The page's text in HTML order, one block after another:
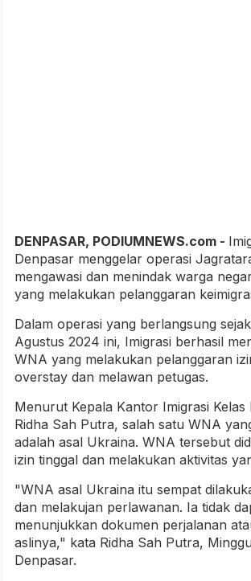
DENPASAR, PODIUMNEWS.com -
Denpasar menggelar operasi
mengawasi dan menindak warga
yang melakukan pelanggaran
Dalam operasi yang berlangsung
Agustus 2024 ini, Imigrasi berhasil
WNA yang melakukan pelanggaran
overstay dan melawan petugas.
Menurut Kepala Kantor Imigrasi
Ridha Sah Putra, salah satu WNA
adalah asal Ukraina. WNA tersebut
izin tinggal dan melakukan aktivitas
"WNA asal Ukraina itu sempat
dan melakujan perlawanan. Ia tidak
menunjukkan dokumen perjalanan
aslinya," kata Ridha Sah Putra,
Denpasar.